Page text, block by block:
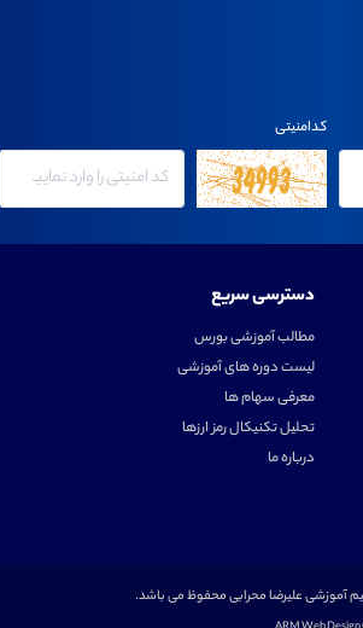
کدامنیتی
دسترسی سریع
مطالب آموزشی بورس
لیست دوره های آموزشی
معرفی سهام ها
تحلیل تکنیکال رمز ارزها
درباره ما
آموزشی علیرضا محرابی محفوظ می باشد.